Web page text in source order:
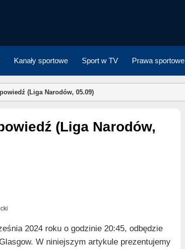
Kanały sportowe Sport w TV Prawa sportowe
(Liga Narodów, 05.09)
2024 roku o godzinie 20:45, odbędzie
W niniejszym artykule prezentujemy